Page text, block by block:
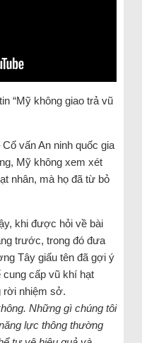
“Mỹ không giao trả vũ
vấn An ninh quốc gia
Mỹ không xem xét
nhân, mà họ đã từ bỏ
khi được hỏi về bài
trước, trong đó đưa
Tây giấu tên đã gợi ý
cung cấp vũ khí hạt
rời nhiệm sở.
Những gì chúng tôi
lực thông thường